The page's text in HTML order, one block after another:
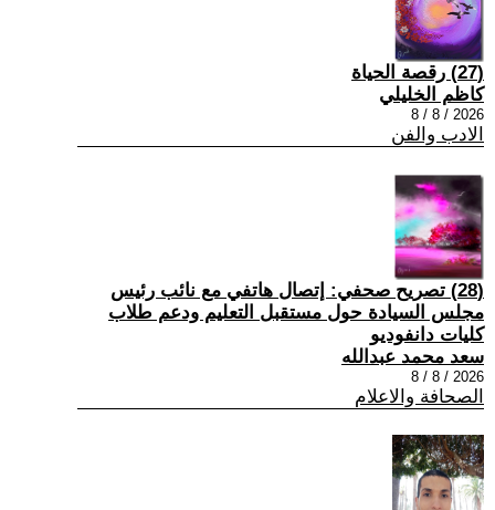
(27) رقصة الحياة
كاظم الخليلي
2026 / 8 / 8
الادب والفن
(28) تصريح صحفي: إتصال هاتفي مع نائب رئيس
مجلس السيادة حول مستقبل التعليم ودعم طلاب
كليات دانفوديو
سعد محمد عبدالله
2026 / 8 / 8
الصحافة والاعلام